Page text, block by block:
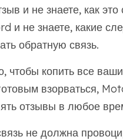
и не знаете, как
и не знаете, какие
обратную связь.
чтобы копить все
взорваться,
отзывы в любое
не должна